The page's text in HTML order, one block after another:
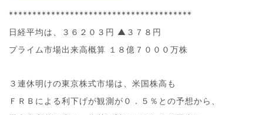
***************************************
日経平均は、３６２０３円 ▲３７８円
プライム市場出来高概算 １８億７０００万株
３連休明けの東京株式市場は、米国株高も
ＦＲＢによる利下げが観測が０．５％との予想から、